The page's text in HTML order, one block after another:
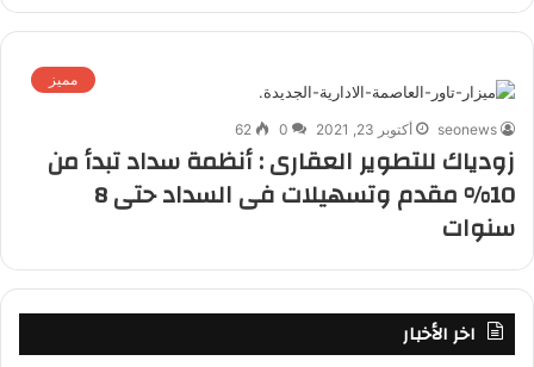
مميز
seonews أكتوبر 23, 2021 0
62
زودياك للتطوير العقارى : أنظمة سداد تبدأ من
10% مقدم وتسهيلات فى السداد حتى 8
سنوات
اخر الأخبار